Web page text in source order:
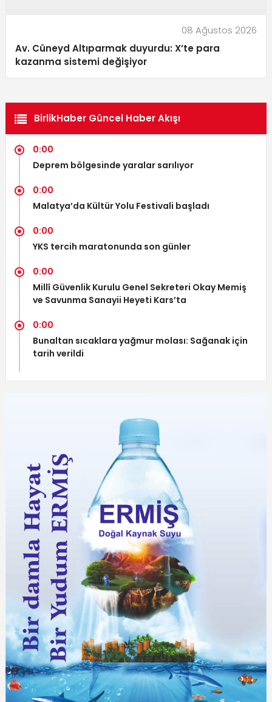
08 Ağustos 2026
Av. Cüneyd Altıparmak duyurdu: X’te para
kazanma sistemi değişiyor
BirlikHaber Güncel Haber Akışı
0:00
Deprem bölgesinde yaralar sarılıyor
0:00
Malatya’da Kültür Yolu Festivali başladı
0:00
YKS tercih maratonunda son günler
0:00
Millî Güvenlik Kurulu Genel Sekreteri Okay Memiş
ve Savunma Sanayii Heyeti Kars’ta
0:00
Bunaltan sıcaklara yağmur molası: Sağanak için
tarih verildi